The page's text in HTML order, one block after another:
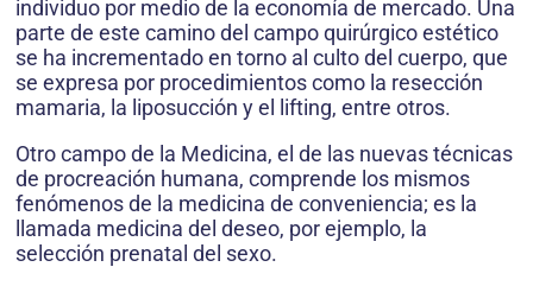
individuo por medio de la economía de mercado. Una
parte de este camino del campo quirúrgico estético
se ha incrementado en torno al culto del cuerpo, que
se expresa por procedimientos como la resección
mamaria, la liposucción y el lifting, entre otros.
Otro campo de la Medicina, el de las nuevas técnicas
de procreación humana, comprende los mismos
fenómenos de la medicina de conveniencia; es la
llamada medicina del deseo, por ejemplo, la
selección prenatal del sexo.